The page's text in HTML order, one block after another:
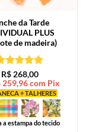
da Tarde
PLUS
de madeira)
Avaliação5
5
R$268,00
259,96com Pix
+ TALHERES
a estampa do tecido